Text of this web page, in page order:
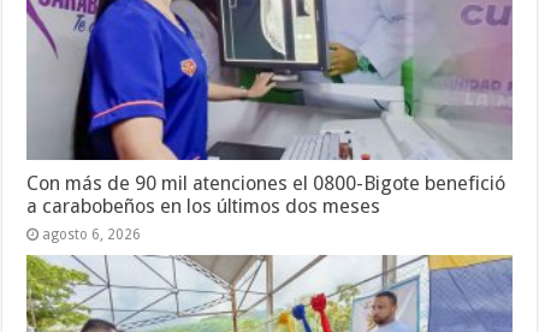
Con más de 90 mil atenciones el 0800-Bigote benefició
a carabobeños en los últimos dos meses
agosto 6, 2026